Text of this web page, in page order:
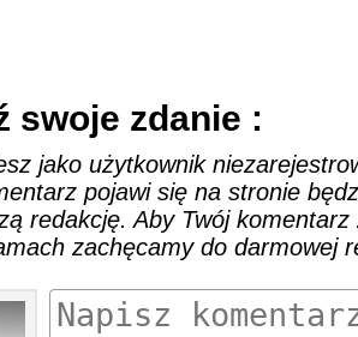
swoje zdanie :
jako użytkownik
pojawi się na stronie
redakcję. Aby Twój
zachęcamy do darmowej